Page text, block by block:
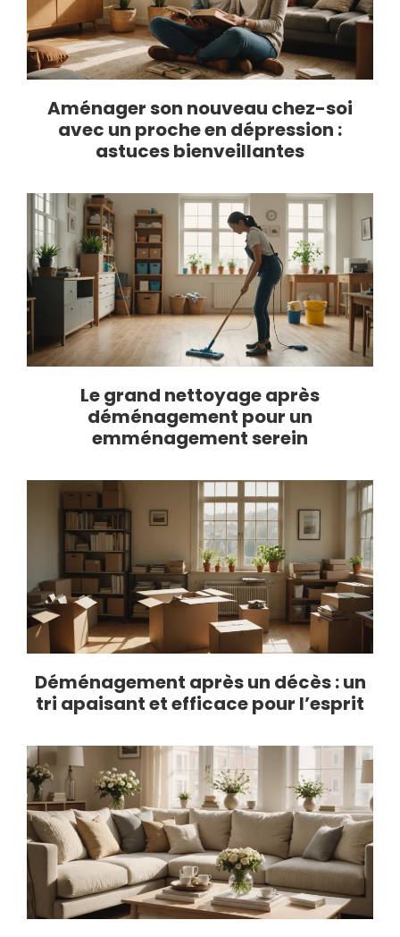
Aménager son nouveau chez-soi
avec un proche en dépression :
astuces bienveillantes
Le grand nettoyage après
déménagement pour un
emménagement serein
Déménagement après un décès : un
tri apaisant et efficace pour l’esprit